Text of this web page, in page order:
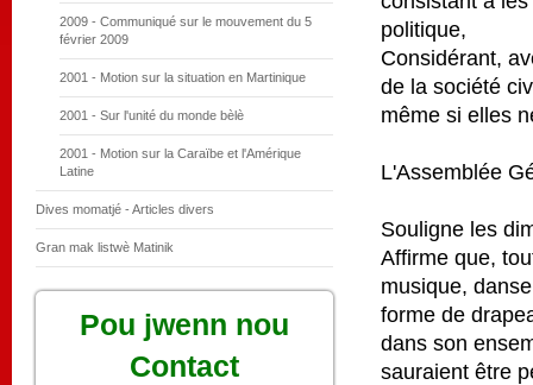
2009 - Communiqué sur le mouvement du 5
février 2009
2001 - Motion sur la situation en Martinique
2001 - Sur l'unité du monde bèlè
2001 - Motion sur la Caraïbe et l'Amérique
Latine
Dives momatjé - Articles divers
Gran mak listwè Matinik
Pou jwenn nou
Contact
politique,
Considérant,
de la société
même si elles
L'Assemblée
Souligne les
Affirme que,
musique,
forme de
dans son
sauraient être